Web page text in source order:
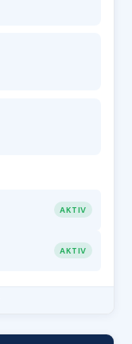
AKTIV
AKTIV